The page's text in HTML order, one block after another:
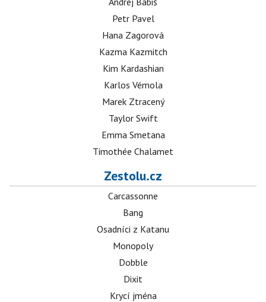
Petr Pavel
Hana Zagorová
Kazma Kazmitch
Kim Kardashian
Karlos Vémola
Marek Ztracený
Taylor Swift
Emma Smetana
Timothée Chalamet
Zestolu.cz
Carcassonne
Bang
Osadníci z Katanu
Monopoly
Dobble
Dixit
Krycí jména